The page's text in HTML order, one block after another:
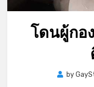
โดนผู้กอ
by